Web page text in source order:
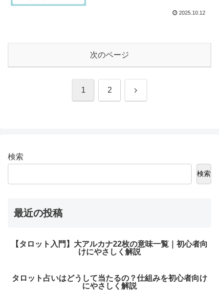
2025.10.12
次のページ
1 2 次
検索
検索
最近の投稿
【タロット入門】大アルカナ22枚の意味一覧｜初心者向
けにやさしく解説
タロット占いはどうして当たるの？仕組みを初心者向け
にやさしく解説